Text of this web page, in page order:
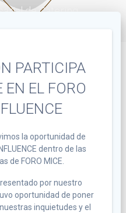
de Catering
PARTICIPA
EL FORO
la oportunidad de
dentro de las
de FORO MICE.
por nuestro
oportunidad de poner
inquietudes y el